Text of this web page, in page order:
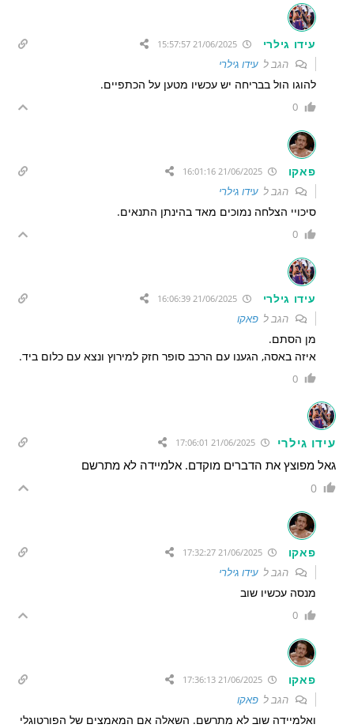
עידו גילרי 21/06/2025 15:57:57
הגב לעידו גילרי
להוגו הול בבריחה יש עכשיו מטען על הכתפיים.
0
פאקו 21/06/2025 16:01:16
הגב לעידו גילרי
סיכויי הצלחה נמוכים מאד בהינתן התנאים.
0
עידו גילרי 21/06/2025 16:06:39
הגב לפאקו
מן הסתם.
איזה באסה, הגענו עם הרכב סופר חזק למירוץ ונצא עם כלום ביד.
0
עידו גילרי 21/06/2025 17:06:01
גאל מפוצץ את הדברים מוקדם. אלמיידה לא מתרשם
0
פאקו 21/06/2025 17:32:27
הגב לעידו גילרי
מנסה עכשיו שוב
0
פאקו 21/06/2025 17:36:13
הגב לפאקו
ואלמיידה שוב לא מתרשם. השאלה אם המאמצים של הפורטוגלי